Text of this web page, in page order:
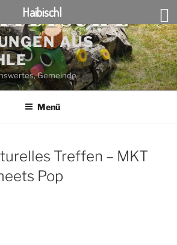
AUS
Gemeinde
Menü
Treffen – MKT
Pop
Haibischl